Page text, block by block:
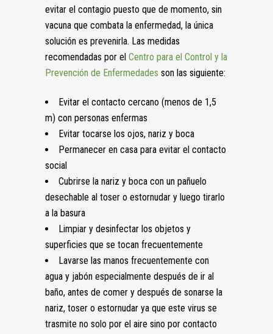
evitar el contagio puesto que de momento, sin
vacuna que combata la enfermedad, la única
solución es prevenirla. Las medidas
recomendadas por el Centro para el Control y la
Prevención de Enfermedades son las siguiente:
Evitar el contacto cercano (menos de 1,5
m) con personas enfermas
Evitar tocarse los ojos, nariz y boca
Permanecer en casa para evitar el contacto
social
Cubrirse la nariz y boca con un pañuelo
desechable al toser o estornudar y luego tirarlo
a la basura
Limpiar y desinfectar los objetos y
superficies que se tocan frecuentemente
Lavarse las manos frecuentemente con
agua y jabón especialmente después de ir al
baño, antes de comer y después de sonarse la
nariz, toser o estornudar ya que este virus se
trasmite no solo por el aire sino por contacto